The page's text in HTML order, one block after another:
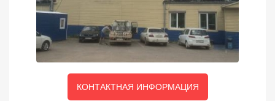
КОНТАКТНАЯ ИНФОРМАЦИЯ